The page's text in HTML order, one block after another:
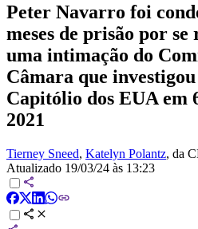
Peter Navarro foi
meses de prisão por
uma intimação do
Câmara que
Capitólio dos EUA em
2021
Tierney Sneed, Katelyn Polantz, da
Atualizado 19/03/24 às 13:23